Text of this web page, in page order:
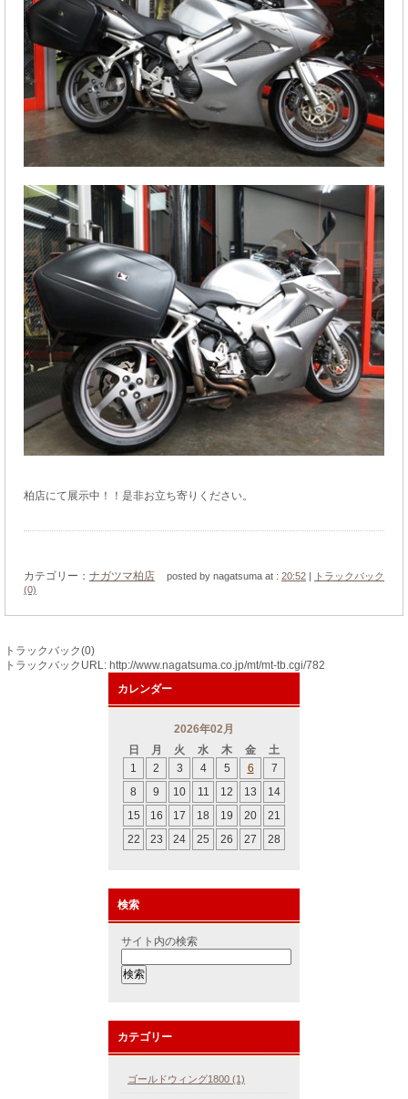
柏店にて展示中！！是非お立ち寄りください。
カテゴリー： ナガツマ柏店 posted by nagatsuma at : 20:52 |
トラックバック
(0)
トラックバック(0)
トラックバックURL: http://www.nagatsuma.co.jp/mt/mt-tb.cgi/782
カレンダー
2026年02月
日
月 火 水 木 金
土
1
2 3 4 5 6
7
8
9 10 11 12 13
14
15
16 17 18 19 20
21
22
23 24 25 26 27 28
検索
サイト内の検索
カテゴリー
ゴールドウィング1800 (1)